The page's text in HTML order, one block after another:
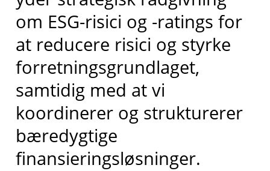
om ESG-risici og -ratings for
at reducere risici og styrke
forretningsgrundlaget,
samtidig med at vi
koordinerer og strukturerer
bæredygtige
finansieringsløsninger.